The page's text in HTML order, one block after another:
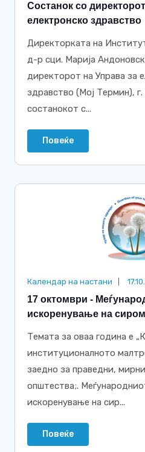
Состанок со
електронско здравство
Директорката на
д-р сци. Марија
директорот на Управа за
здравство (Мој Термин),
состанокот с...
Повеќе
Календар на настани
17 октомври -
искоренување на
Темата за оваа година е
институционалното
заедно за праведни,
општества;.
искоренување на сир...
Повеќе